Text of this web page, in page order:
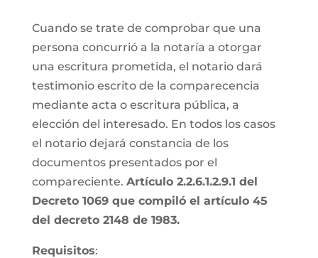
Cuando se trate de comprobar que una
persona concurrió a la notaría a otorgar
una escritura prometida, el notario dará
testimonio escrito de la comparecencia
mediante acta o escritura pública, a
elección del interesado. En todos los casos
el notario dejará constancia de los
documentos presentados por el
compareciente. Artículo 2.2.6.1.2.9.1 del
Decreto 1069 que compiló el artículo 45
del decreto 2148 de 1983.
Requisitos: